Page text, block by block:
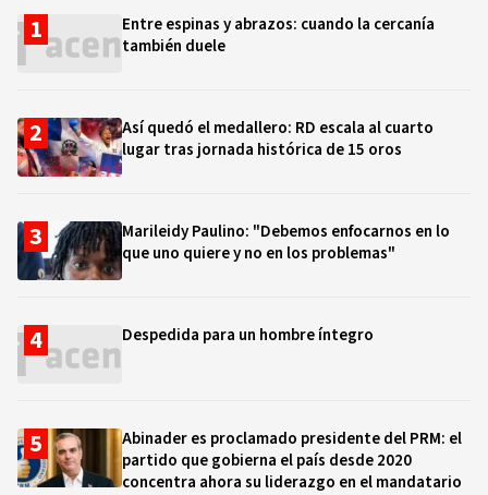
Entre espinas y abrazos: cuando la cercanía
también duele
Así quedó el medallero: RD escala al cuarto
lugar tras jornada histórica de 15 oros
Marileidy Paulino: "Debemos enfocarnos en lo
que uno quiere y no en los problemas"
Despedida para un hombre íntegro
Abinader es proclamado presidente del PRM: el
partido que gobierna el país desde 2020
concentra ahora su liderazgo en el mandatario